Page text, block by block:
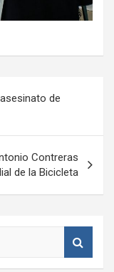
de
Contreras
de la Bicicleta